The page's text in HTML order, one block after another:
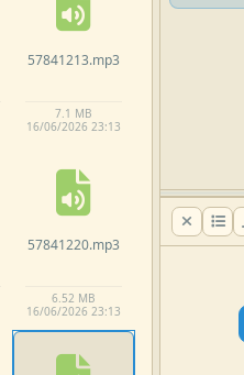
57841213.mp3
7.1 MB
16/06/2026 23:13
57841220.mp3
6.52 MB
16/06/2026 23:13